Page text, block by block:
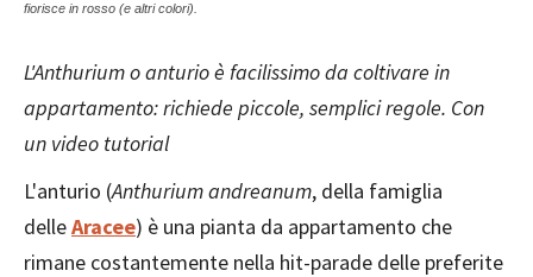
fiorisce in rosso (e altri colori).
L'Anthurium o anturio è facilissimo da coltivare in
appartamento: richiede piccole, semplici regole. Con
un video tutorial
L'anturio (Anthurium andreanum, della famiglia
delleAracee) è una pianta da appartamento che
rimane costantemente nella hit-parade delle preferite